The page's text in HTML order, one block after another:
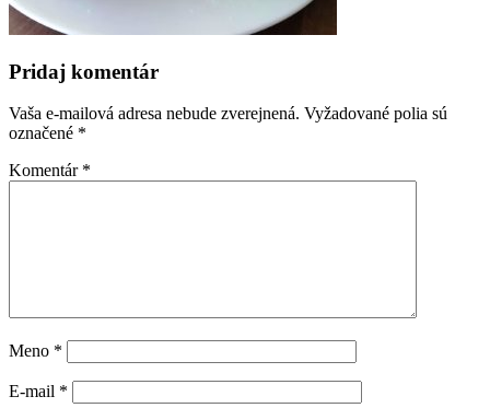
Pridaj komentár
Vaša e-mailová adresa nebude zverejnená. Vyžadované polia sú
označené *
Komentár *
Meno *
E-mail *